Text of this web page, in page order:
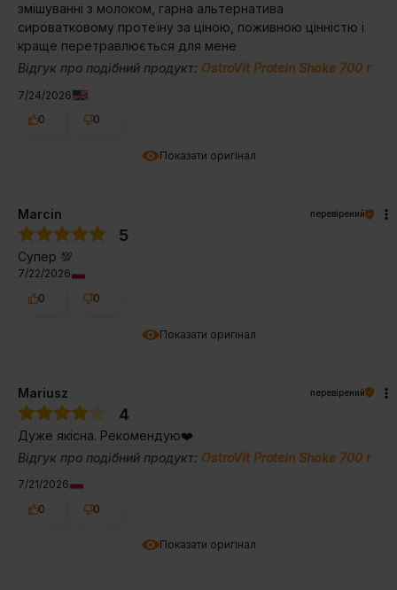
Показати оригінал
змішуванні з молоком, гарна альтернатива
сироватковому протеїну за ціною, поживною цінністю і
краще перетравлюється для мене
Відгук про подібний продукт: OstroVit Protein Shake 700 г
7/24/2026
0
0
Показати оригінал
Marcin перевірений
5
Супер 💯
7/22/2026
0
0
Показати оригінал
Mariusz перевірений
4
Дуже якісна. Рекомендую❤️
Відгук про подібний продукт: OstroVit Protein Shake 700 г
7/21/2026
0
0